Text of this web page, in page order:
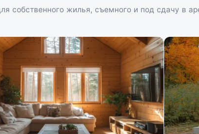
собственного жилья, съемного и под сдачу в